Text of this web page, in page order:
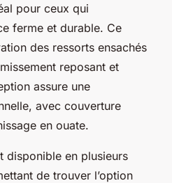
pour ceux qui
ferme et durable. Ce
des ressorts ensachés
reposant et
assure une
avec couverture
en ouate.
disponible en plusieurs
de trouver l’option